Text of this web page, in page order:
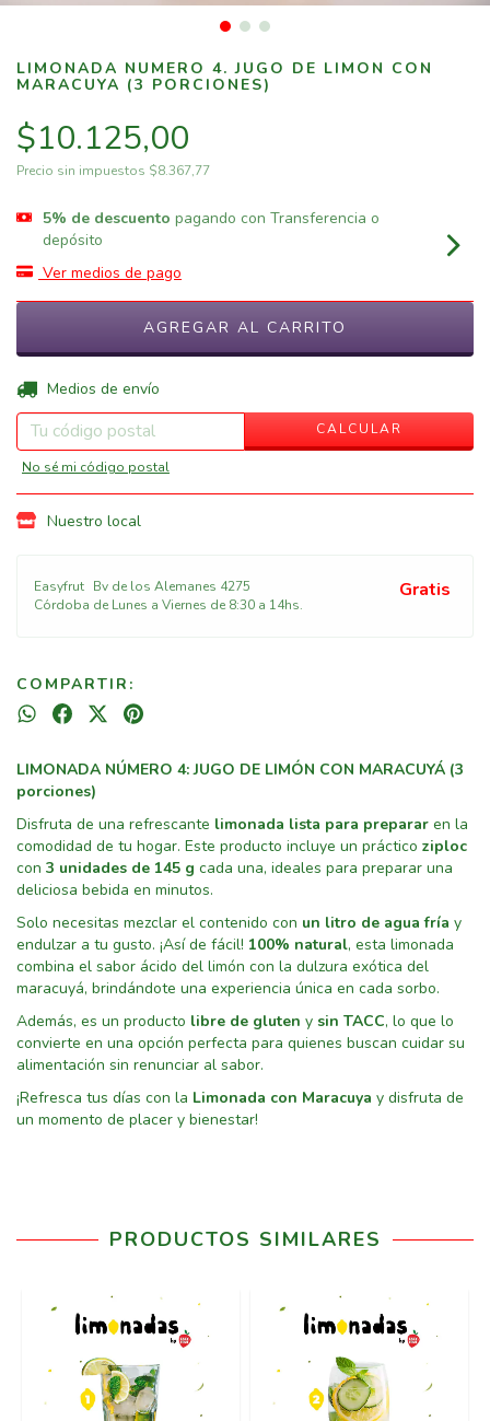
LIMONADA NUMERO 4. JUGO DE LIMON CON
MARACUYA (3 PORCIONES)
$10.125,00
Precio sin impuestos $8.367,77
5% de descuento pagando con Transferencia o
depósito
Ver medios de pago
Entregas para el CP:
Medios de envío
CALCULAR
No sé mi código postal
Nuestro local
Easyfrut Bv de los Alemanes 4275
Córdoba de Lunes a Viernes de 8:30 a 14hs.
Gratis
COMPARTIR:
LIMONADA NÚMERO 4: JUGO DE LIMÓN CON MARACUYÁ (3
porciones)
Disfruta de una refrescante limonada lista para preparar en la
comodidad de tu hogar. Este producto incluye un práctico ziploc
con 3 unidades de 145 g cada una, ideales para preparar una
deliciosa bebida en minutos.
Solo necesitas mezclar el contenido con un litro de agua fría y
endulzar a tu gusto. ¡Así de fácil! 100% natural, esta limonada
combina el sabor ácido del limón con la dulzura exótica del
maracuyá, brindándote una experiencia única en cada sorbo.
Además, es un producto libre de gluten y sin TACC, lo que lo
convierte en una opción perfecta para quienes buscan cuidar su
alimentación sin renunciar al sabor.
¡Refresca tus días con la Limonada con Maracuya y disfruta de
un momento de placer y bienestar!
PRODUCTOS SIMILARES